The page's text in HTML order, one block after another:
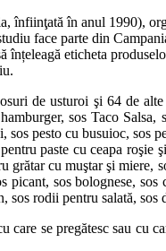
în anul 1990),
face parte din
eticheta
de usturoi şi 64 de
sos Taco
pesto cu busuioc, sos
paste cu ceapa roşie
cu muştar şi miere,
sos bolognese,
rodii pentru salată,
se pregătesc sau cu